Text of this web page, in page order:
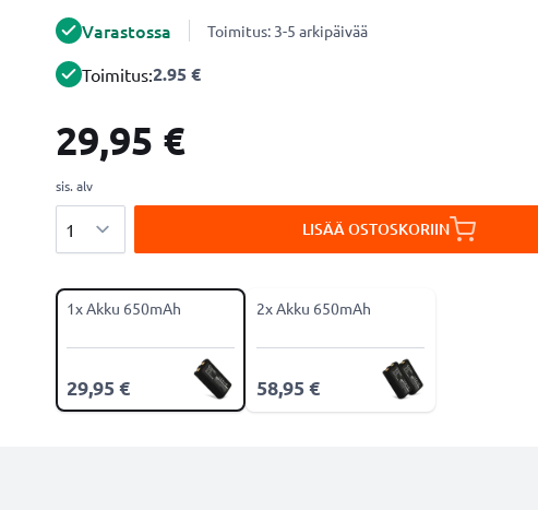
Varastossa Toimitus: 3-5 arkipäivää
Toimitus:2.95 €
29,95 €
sis. alv
LISÄÄ OSTOSKORIIN
1x Akku 650mAh
29,95 €
2x Akku 650mAh
58,95 €